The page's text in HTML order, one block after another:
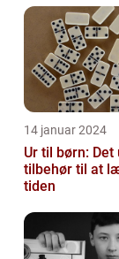
14 januar 2024
Ur til børn:
tilbehør til at
tiden